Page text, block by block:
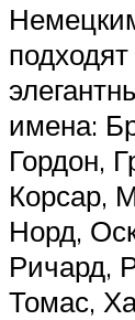
имена:
Гордон,
Корсар,
Норд,
Ричард,
Томас,